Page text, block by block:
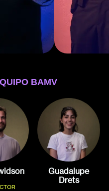
BAMV
Guadalupe
Drets